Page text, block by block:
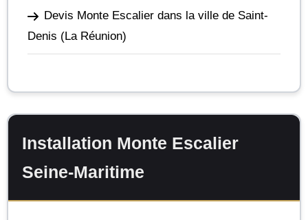
Devis Monte Escalier dans la ville de Saint-
Denis (La Réunion)
Installation Monte Escalier
Seine-Maritime